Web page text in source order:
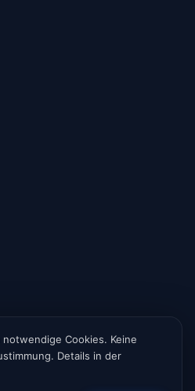
Cookies. Keine
Details in der